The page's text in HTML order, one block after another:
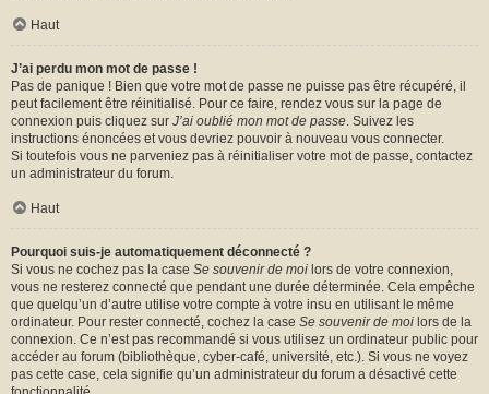
Haut
J’ai perdu mon mot de passe !
Pas de panique ! Bien que votre mot de passe ne puisse pas être récupéré, il
peut facilement être réinitialisé. Pour ce faire, rendez vous sur la page de
connexion puis cliquez sur J’ai oublié mon mot de passe. Suivez les
instructions énoncées et vous devriez pouvoir à nouveau vous connecter.
Si toutefois vous ne parveniez pas à réinitialiser votre mot de passe, contactez
un administrateur du forum.
Haut
Pourquoi suis-je automatiquement déconnecté ?
Si vous ne cochez pas la case Se souvenir de moi lors de votre connexion,
vous ne resterez connecté que pendant une durée déterminée. Cela empêche
que quelqu’un d’autre utilise votre compte à votre insu en utilisant le même
ordinateur. Pour rester connecté, cochez la case Se souvenir de moi lors de la
connexion. Ce n’est pas recommandé si vous utilisez un ordinateur public pour
accéder au forum (bibliothèque, cyber-café, université, etc.). Si vous ne voyez
pas cette case, cela signifie qu’un administrateur du forum a désactivé cette